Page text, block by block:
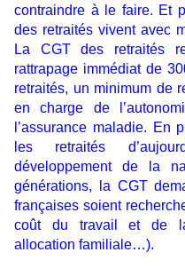
contraindre à le faire. Et
des retraités vivent avec
La CGT des retraités
rattrapage immédiat de
retraités, un minimum de
en charge de
l’assurance maladie. En
les retraités
développement de la
générations, la CGT
françaises soient
coût du travail et de la
allocation familiale…).